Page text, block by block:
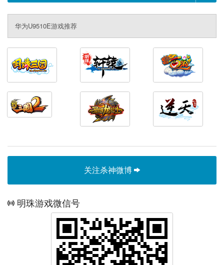
华为U9510E游戏推荐
关注杀神微博
明珠游戏微信号